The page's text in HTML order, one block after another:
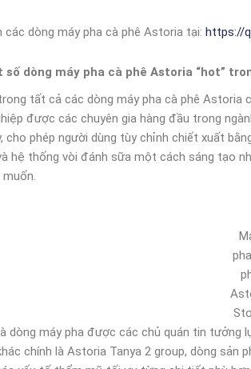
các dòng máy pha cà phê Astoria tại: https://
số dòng máy pha cà phê Astoria “hot”
tất cả các dòng máy pha cà phê Astoria
được các chuyên gia hàng đầu trong
cho phép người dùng tùy chỉnh chiết xuất
hệ thống vòi đánh sữa một cách sáng tạo
dòng máy pha được các chủ quán tin tưởng
chính là Astoria Tanya 2 group, dòng sản